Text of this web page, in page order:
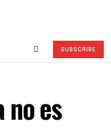
SUBSCRIBE
no es